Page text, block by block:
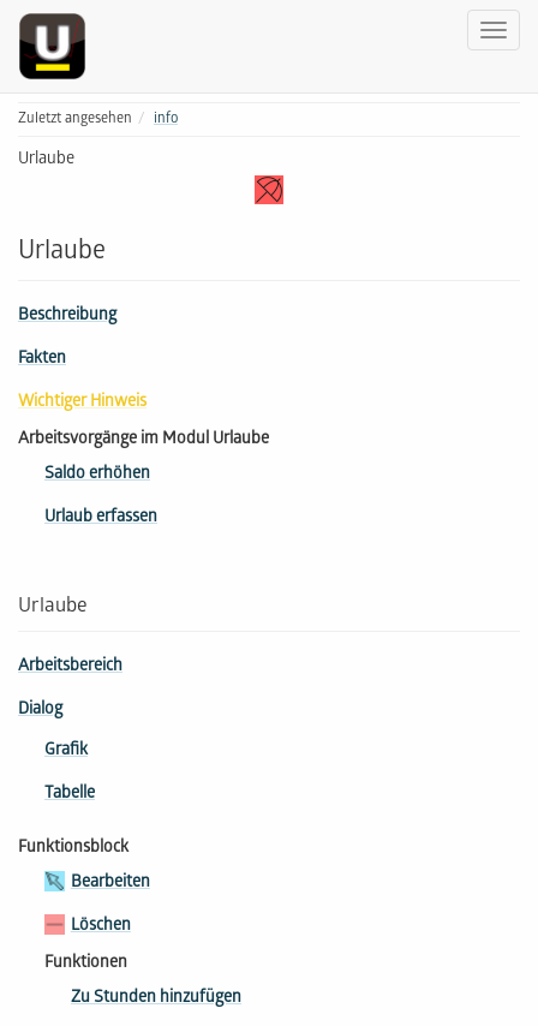
Zuletzt angesehen info
Urlaube
Urlaube
Beschreibung
Fakten
Wichtiger Hinweis
Arbeitsvorgänge im Modul Urlaube
Saldo erhöhen
Urlaub erfassen
Urlaube
Arbeitsbereich
Dialog
Grafik
Tabelle
Funktionsblock
Bearbeiten
Löschen
Funktionen
Zu Stunden hinzufügen